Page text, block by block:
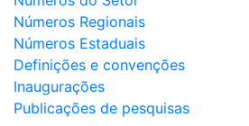
Números Regionais
Números Estaduais
Definições e convenções
Inaugurações
Publicações de pesquisas